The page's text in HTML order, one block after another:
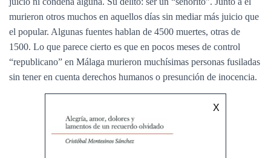
murieron otros muchos en aquellos días sin mediar más juicio que
el popular. Algunas fuentes hablan de 4500 muertes, otras de
1500. Lo que parece cierto es que en pocos meses de control
“republicano” en Málaga murieron muchísimas personas fusiladas
sin tener en cuenta derechos humanos o presunción de inocencia.
X